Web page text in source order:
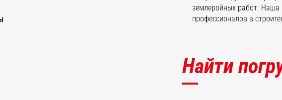
землеройных работ. Наша
профессионалов в
Найти